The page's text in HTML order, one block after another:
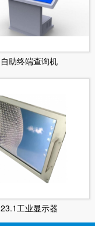
自助终端查询机
23.1工业显示器